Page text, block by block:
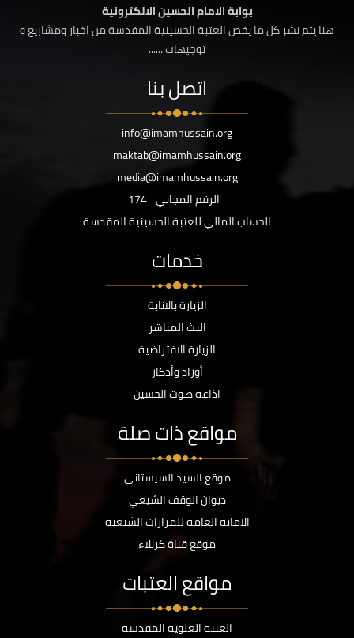
بوابة الامام الحسين الالكترونية
هنا يتم نشر كل ما يخص العتبة الحسينية المقدسة من اخبار ومشاريع و
توجيهات ......
اتصل بنا
info@imamhussain.org
maktab@imamhussain.org
media@imamhussain.org
الرقم المجاني 174
الحساب المالي للعتبة الحسينية المقدسة
خدمات
الزيارة بالانابة
البث المباشر
الزيارة الافتراضية
أوراد وأذكار
اذاعة صوت الحسين
مواقع ذات صلة
موقع السيد السيستاني
ديوان الوقف الشيعي
الامانة العامة للمزارات الشيعية
موقع قناة كربلاء
مواقع العتبات
العتبة العلوية المقدسة